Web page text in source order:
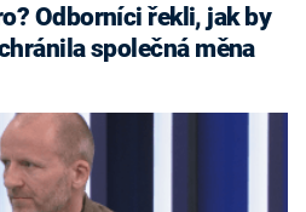
společná měna